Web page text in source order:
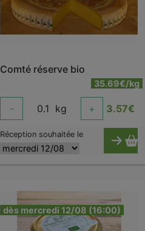
Comté réserve bio
35.69€/kg
- 0.1 kg + 3.57€
Réception souhaitée le
dès mercredi 12/08 (16:00)